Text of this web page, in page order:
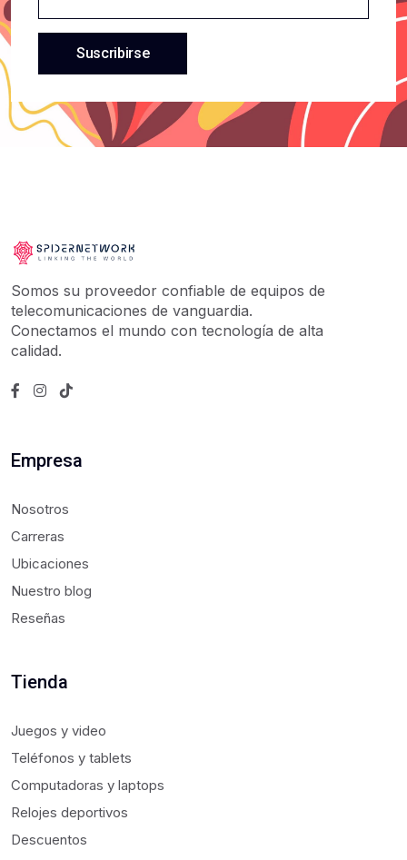
Suscribirse
Somos su proveedor confiable de equipos de
telecomunicaciones de vanguardia.
Conectamos el mundo con tecnología de alta
calidad.
Empresa
Nosotros
Carreras
Ubicaciones
Nuestro blog
Reseñas
Tienda
Juegos y video
Teléfonos y tablets
Computadoras y laptops
Relojes deportivos
Descuentos